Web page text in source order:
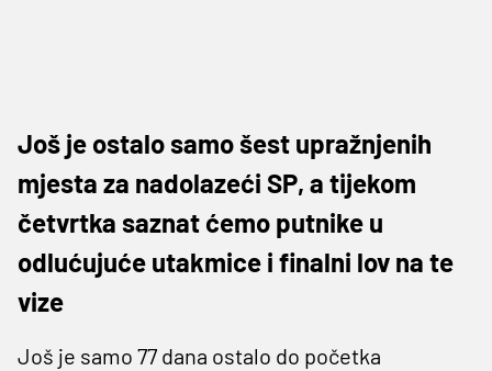
Još je ostalo samo šest upražnjenih
mjesta za nadolazeći SP, a tijekom
četvrtka saznat ćemo putnike u
odlućujuće utakmice i finalni lov na te
vize
Još je samo 77 dana ostalo do početka